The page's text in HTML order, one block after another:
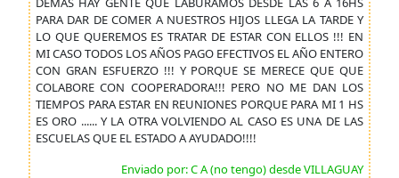
PARA DAR DE COMER A NUESTROS HIJOS LLEGA LA TARDE Y
LO QUE QUEREMOS ES TRATAR DE ESTAR CON ELLOS !!! EN
MI CASO TODOS LOS AÑOS PAGO EFECTIVOS EL AÑO ENTERO
CON GRAN ESFUERZO !!! Y PORQUE SE MERECE QUE QUE
COLABORE CON COOPERADORA!!! PERO NO ME DAN LOS
TIEMPOS PARA ESTAR EN REUNIONES PORQUE PARA MI 1 HS
ES ORO ...... Y LA OTRA VOLVIENDO AL CASO ES UNA DE LAS
ESCUELAS QUE EL ESTADO A AYUDADO!!!!
Enviado por: C A (no tengo) desde VILLAGUAY